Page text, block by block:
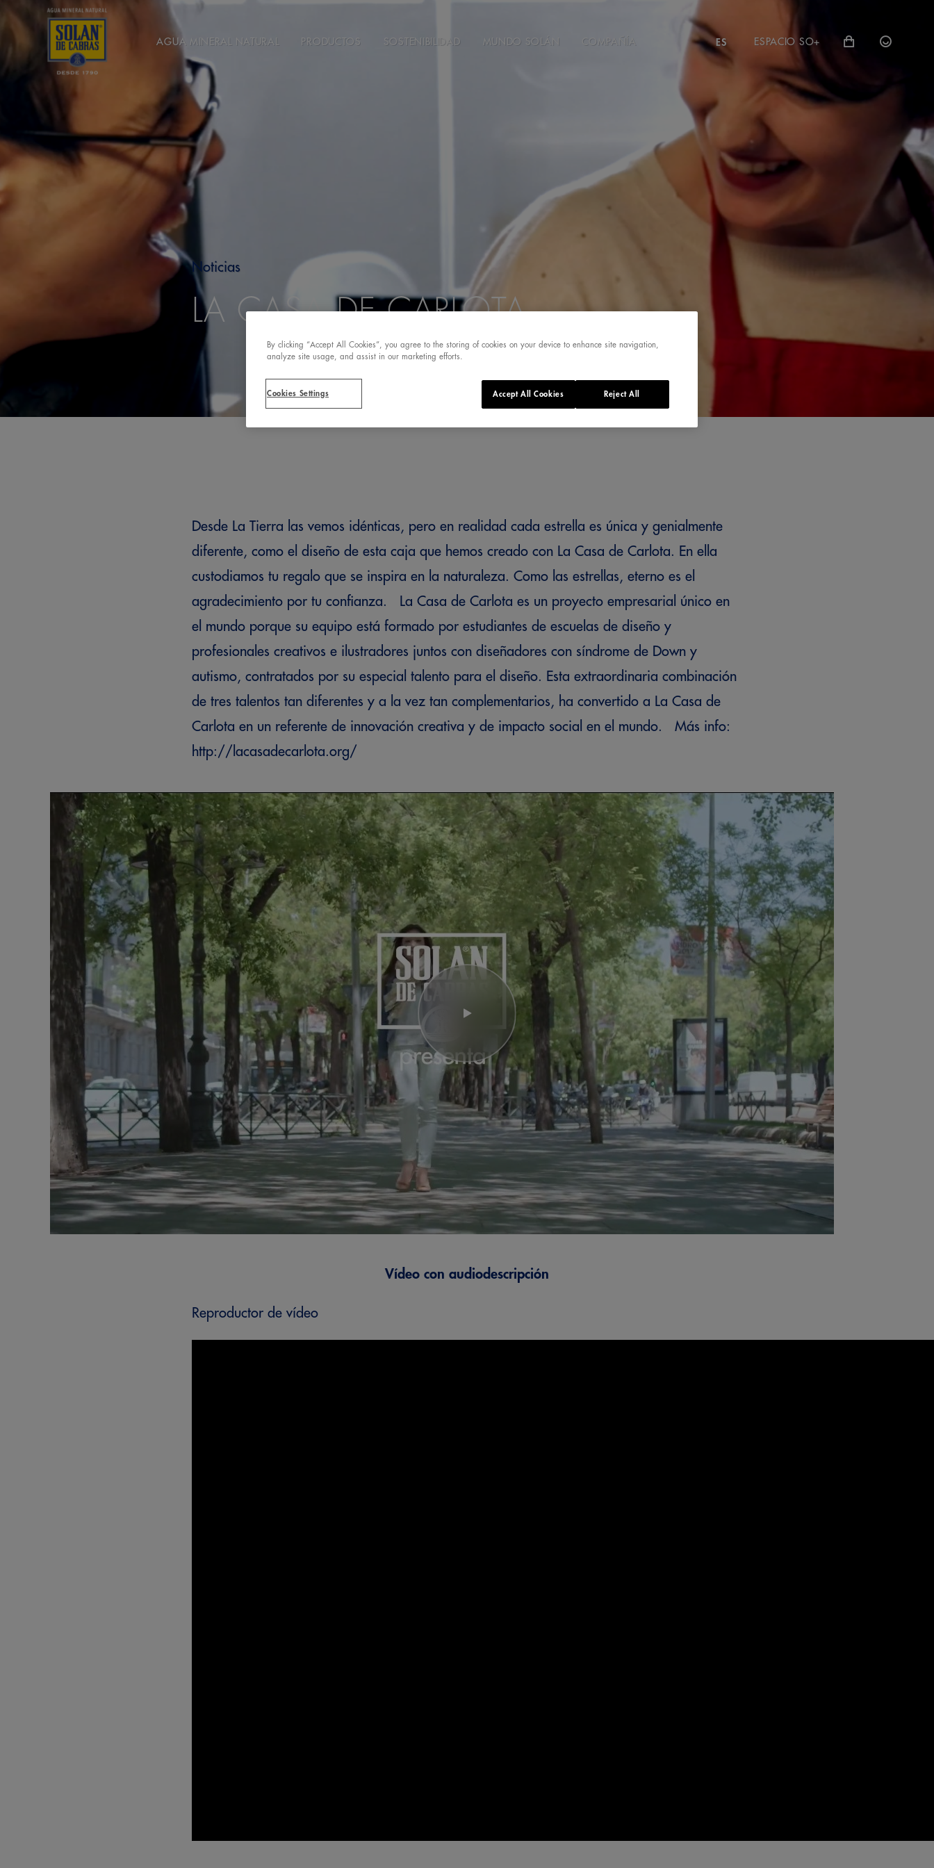
AGUA MINERAL NATURAL PRODUCTOS SOSTENIBILIDAD MUNDO SOLÁN COMPAÑÍA ES ESPACIO SO+
Noticias
LA CASA DE CARLOTA
Desde La Tierra las vemos idénticas, pero en realidad cada estrella es única y genialmente
diferente, como el diseño de esta caja que hemos creado con La Casa de Carlota. En ella
custodiamos tu regalo que se inspira en la naturaleza. Como las estrellas, eterno es el
agradecimiento por tu confianza. La Casa de Carlota es un proyecto empresarial único en
el mundo porque su equipo está formado por estudiantes de escuelas de diseño y
profesionales creativos e ilustradores juntos con diseñadores con síndrome de Down y
autismo, contratados por su especial talento para el diseño. Esta extraordinaria combinación
de tres talentos tan diferentes y a la vez tan complementarios, ha convertido a La Casa de
Carlota en un referente de innovación creativa y de impacto social en el mundo. Más info:
http://lacasadecarlota.org/
Vídeo con audiodescripción
Reproductor de vídeo
By clicking “Accept All Cookies”, you agree to the storing of cookies on your device to enhance site navigation,
analyze site usage, and assist in our marketing efforts.
Reject All
Accept All Cookies
Cookies Settings